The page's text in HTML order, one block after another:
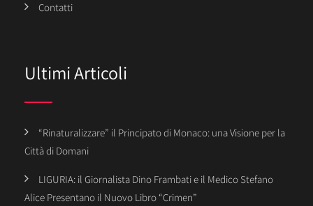
Contatti
Ultimi Articoli
“Rinaturalizzare” il Principato di Monaco: una Visione per la
Città di Domani
LIGURIA: il Giornalista Dino Frambati e il Medico Stefano
Alice Presentano il Nuovo Libro “Crimen”